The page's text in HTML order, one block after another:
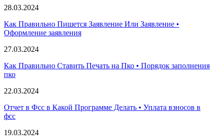
28.03.2024
Как Правильно Пишется Заявление Или Заявление •
Оформление заявления
27.03.2024
Как Правильно Ставить Печать на Пко • Порядок заполнения
пко
22.03.2024
Отчет в Фсс в Какой Программе Делать • Уплата взносов в
фсс
19.03.2024